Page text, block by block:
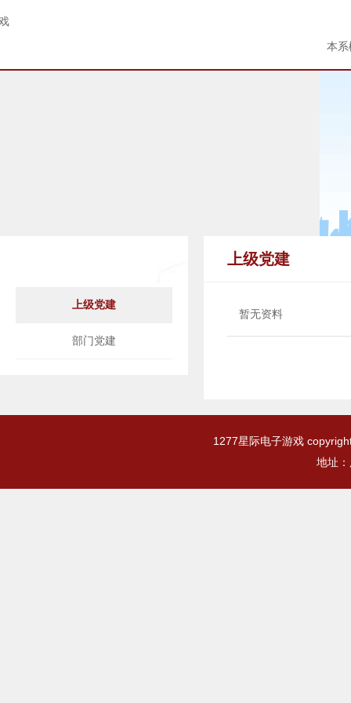
本系
上级党建
部门党建
上级党建
暂无资料
1277星际电子游戏
地址